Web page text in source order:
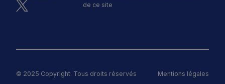
de ce site
© 2025 Copyright. Tous droits réservés Mentions légales